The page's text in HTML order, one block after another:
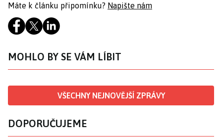
Máte k článku připomínku? Napište nám
MOHLO BY SE VÁM LÍBIT
VŠECHNY NEJNOVĚJŠÍ ZPRÁVY
DOPORUČUJEME